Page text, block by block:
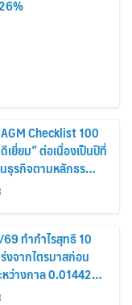
Checklist 100
เยี่ยม” ต่อเนื่องเป็นปีที่
ธุรกิจตามหลักธร
างความเชื่อมั่นผู้ถือ
ทำกำไรสุทธิ 10
จากไตรมาสก่อน
ว่างกาล 0.014423
งเติบโตต่อเนื่อง